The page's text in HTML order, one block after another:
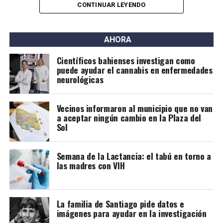
Los primeros estudios que respaldaron esta posibilidad
surgieron en países de bajos ingresos, donde la
Organización Mundial de la Salud (OMS) comenzó a
recomendar la lactancia para personas con VIH bajo
tratamiento.
Investigaciones posteriores confirmaron tasas muy
bajas de transmisión, especialmente cuando el
tratamiento se inició antes del embarazo o en sus
primeras etapas y se mantuvo de forma estricta. Los
pocos casos detectados estuvieron asociados a cargas
virales elevadas o a la interrupción de la medicación.
A partir de esta evidencia, distintas guías
internacionales modificaron sus recomendaciones.
Organismos como la Sociedad Clínica Europea del Sida
CONTINUAR LEYENDO
AHORA
Científicos bahienses investigan como
puede ayudar el cannabis en enfermedades
neurológicas
Vecinos informaron al municipio que no van
a aceptar ningún cambio en la Plaza del
Sol
Semana de la Lactancia: el tabú en torno a
las madres con VIH
La familia de Santiago pide datos e
imágenes para ayudar en la investigación